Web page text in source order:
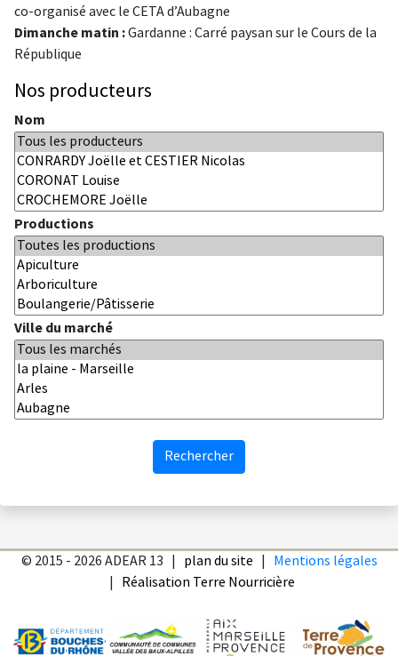
co-organisé avec le CETA d’Aubagne
Dimanche matin :Gardanne : Carré paysan sur le Cours de la
République
Nos producteurs
Nom
Productions
Ville du marché
© 2015 - 2026 ADEAR 13 | plan du site
Mentions légales
Réalisation Terre Nourricière